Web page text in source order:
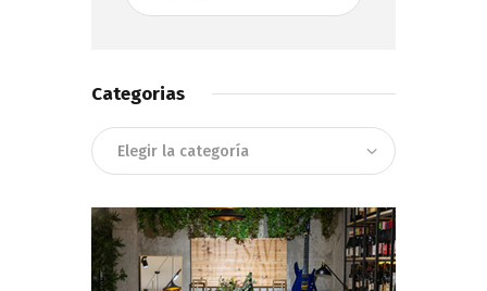
Categorias
Categorias